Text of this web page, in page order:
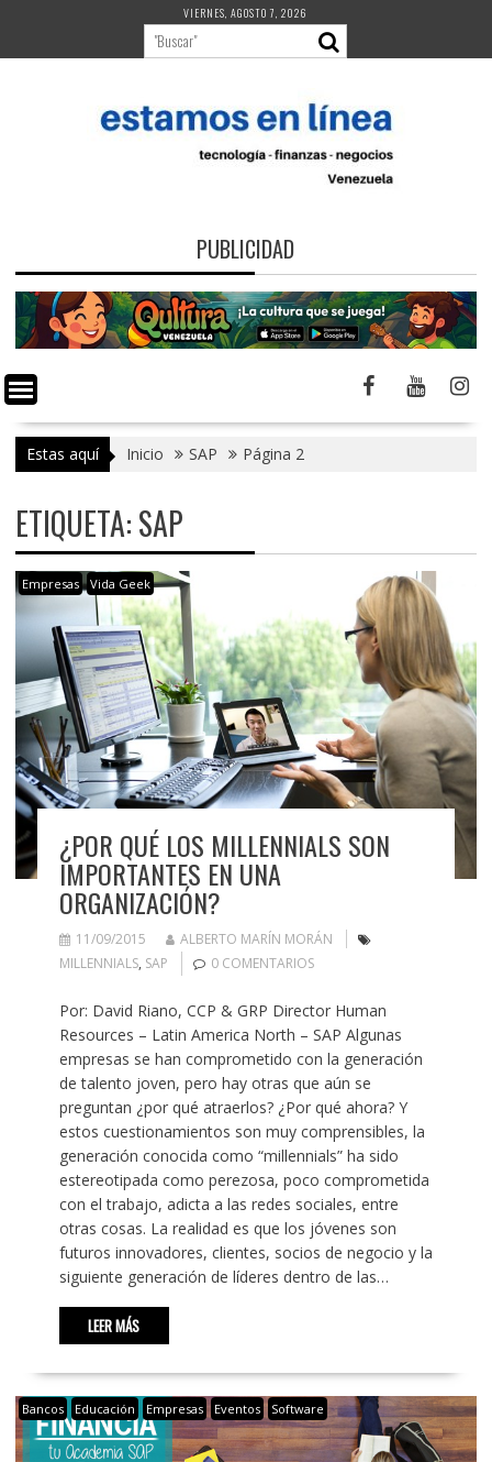
contenido
VIERNES, AGOSTO 7, 2026
PUBLICIDAD
Estas aquí Inicio SAP Página 2
ETIQUETA:SAP
Empresas Vida Geek
¿POR QUÉ LOS MILLENNIALS SON
IMPORTANTES EN UNA
ORGANIZACIÓN?
11/09/2015
ALBERTO MARÍN MORÁN
MILLENNIALS, SAP 0 COMENTARIOS
Por: David Riano, CCP & GRP Director Human
Resources – Latin America North – SAP Algunas
empresas se han comprometido con la generación
de talento joven, pero hay otras que aún se
preguntan ¿por qué atraerlos? ¿Por qué ahora? Y
estos cuestionamientos son muy comprensibles, la
generación conocida como “millennials” ha sido
estereotipada como perezosa, poco comprometida
con el trabajo, adicta a las redes sociales, entre
otras cosas. La realidad es que los jóvenes son
futuros innovadores, clientes, socios de negocio y la
siguiente generación de líderes dentro de las…
LEER MÁS
Bancos Educación Empresas Eventos Software